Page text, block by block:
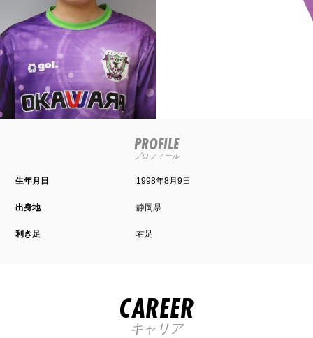
PROFILE
プロフィール
生年月日 1998年8月9日
出身地 静岡県
利き足 右足
CAREER
キャリア